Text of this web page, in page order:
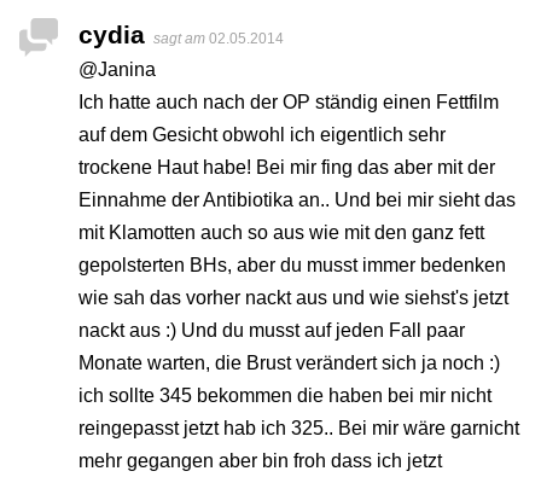
cydia sagt am 02.05.2014
@Janina
Ich hatte auch nach der OP ständig einen Fettfilm
auf dem Gesicht obwohl ich eigentlich sehr
trockene Haut habe! Bei mir fing das aber mit der
Einnahme der Antibiotika an.. Und bei mir sieht das
mit Klamotten auch so aus wie mit den ganz fett
gepolsterten BHs, aber du musst immer bedenken
wie sah das vorher nackt aus und wie siehst's jetzt
nackt aus :) Und du musst auf jeden Fall paar
Monate warten, die Brust verändert sich ja noch :)
ich sollte 345 bekommen die haben bei mir nicht
reingepasst jetzt hab ich 325.. Bei mir wäre garnicht
mehr gegangen aber bin froh dass ich jetzt